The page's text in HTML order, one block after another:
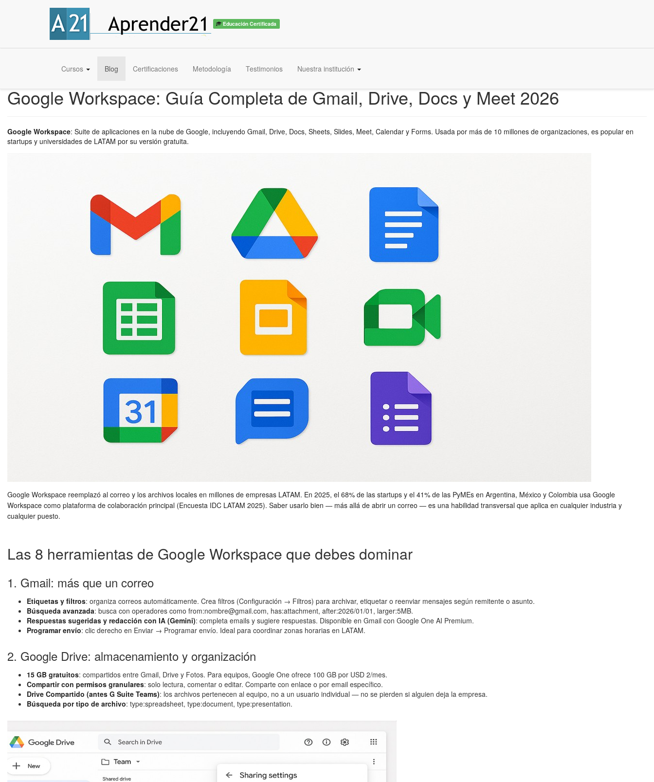
Educación Certificada
Cursos Blog Certificaciones Metodología Testimonios Nuestra institución
Google Workspace: Guía Completa de Gmail, Drive, Docs y Meet 2026
Google Workspace: Suite de aplicaciones en la nube de Google, incluyendo Gmail, Drive, Docs, Sheets, Slides, Meet, Calendar y Forms. Usada por más de 10 millones de organizaciones, es popular en
startups y universidades de LATAM por su versión gratuita.
Google Workspace reemplazó al correo y los archivos locales en millones de empresas LATAM. En 2025, el 68% de las startups y el 41% de las PyMEs en Argentina, México y Colombia usa Google
Workspace como plataforma de colaboración principal (Encuesta IDC LATAM 2025). Saber usarlo bien — más allá de abrir un correo — es una habilidad transversal que aplica en cualquier industria y
cualquier puesto.
Las 8 herramientas de Google Workspace que debes dominar
1. Gmail: más que un correo
Etiquetas y filtros: organiza correos automáticamente. Crea filtros (Configuración → Filtros) para archivar, etiquetar o reenviar mensajes según remitente o asunto.
Búsqueda avanzada: busca con operadores como from:nombre@gmail.com, has:attachment, after:2026/01/01, larger:5MB.
Respuestas sugeridas y redacción con IA (Gemini): completa emails y sugiere respuestas. Disponible en Gmail con Google One AI Premium.
Programar envío: clic derecho en Enviar → Programar envío. Ideal para coordinar zonas horarias en LATAM.
2. Google Drive: almacenamiento y organización
15 GB gratuitos: compartidos entre Gmail, Drive y Fotos. Para equipos, Google One ofrece 100 GB por USD 2/mes.
Compartir con permisos granulares: solo lectura, comentar o editar. Comparte con enlace o por email específico.
Drive Compartido (antes G Suite Teams): los archivos pertenecen al equipo, no a un usuario individual — no se pierden si alguien deja la empresa.
Búsqueda por tipo de archivo: type:spreadsheet, type:document, type:presentation.